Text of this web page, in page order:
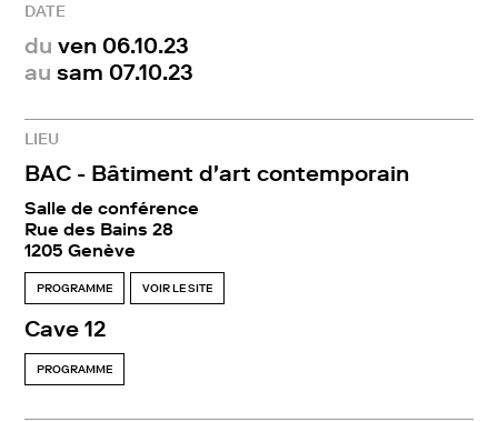
DATE
du ven 06.10.23
au sam 07.10.23
LIEU
BAC - Bâtiment d'art contemporain
Salle de conférence
Rue des Bains 28
1205 Genève
PROGRAMME VOIR LE SITE
Cave 12
PROGRAMME